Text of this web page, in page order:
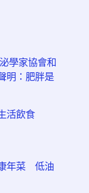
學家協會和
明：肥胖是
活飲食
年菜 低油